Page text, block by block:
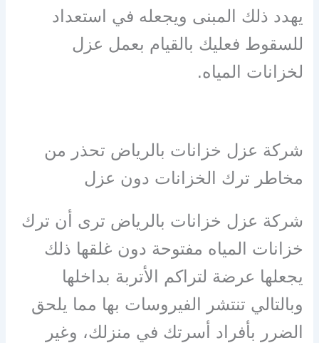
يهدد ذلك المبنى ويجعله في استعداد
للسقوط فعليك بالقيام بعمل عزل
لخزانات المياه.
شركة عزل خزانات بالرياض تحذر من
مخاطر ترك الخزانات دون عزل
شركة عزل خزانات بالرياض ترى أن ترك
خزانات المياه مفتوحة دون غلقها ذلك
يجعلها عرضة لتراكم الأتربة بداخلها
وبالتالي تنتشر الفيروسات بها مما يلحق
الضرر بأفراد أسرتك في منزلك، وغير